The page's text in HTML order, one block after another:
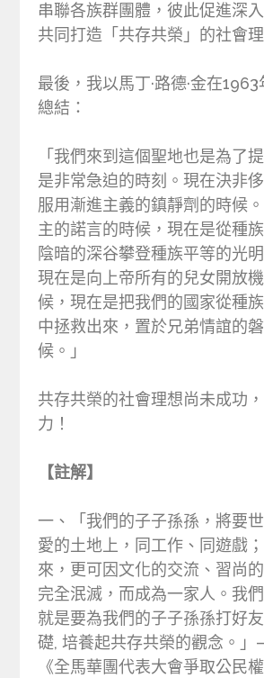
串聯各族群團體，彼此促進深
共同打造「共存共榮」的社會理
最後，我以馬丁·路德·金在
總結：
「我們來到這個聖地也是為了
是非常急迫的時刻。現在決非
服用漸進主義的鎮靜劑的時候
主的諾言的時候，現在是從種
陰暗的深谷攀登種族平等的光
現在是向上帝所有的兒女開放
候，現在是把我們的國家從種
中拯救出來，置於兄弟情誼的
候。」
共存共榮的社會理想尚未成功
力！
【註解】
一、「我們的子子孫孫，將要
愛的土地上，同工作、同遊戲
來，更可因文化的交流、習尚
完全泯滅，而成為一家人。我
就是要為我們的子子孫孫打好
礎, 培養起共存共榮的觀念。
《全馬華團代表大會爭取公民